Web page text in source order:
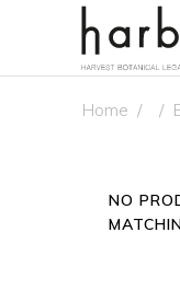
Home / /
NO